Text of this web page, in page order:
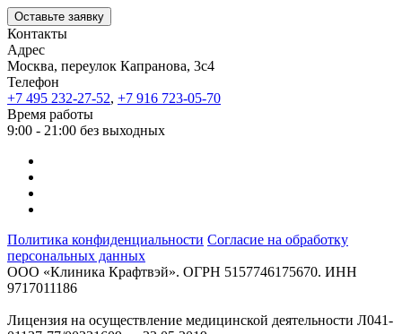
Оставьте заявку
Контакты
Адрес
Москва, переулок Капранова, 3с4
Телефон
+7 495 232-27-52, +7 916 723-05-70
Время работы
9:00 - 21:00 без выходных
Политика конфиденциальности Согласие на обработку
персональных данных
ООО «Клиника Крафтвэй». ОГРН 5157746175670. ИНН
9717011186
Лицензия на осуществление медицинской деятельности Л041-